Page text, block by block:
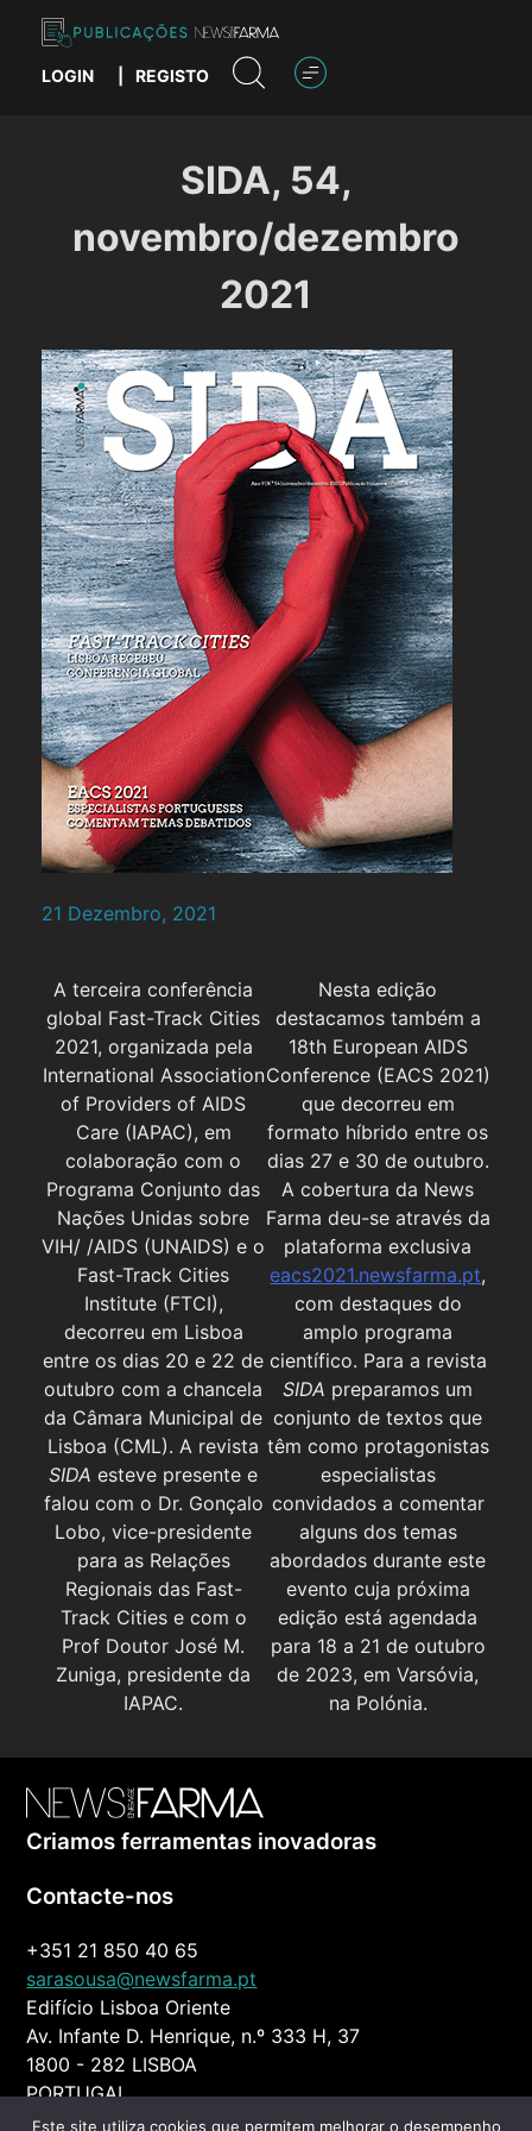
content
Publicações News Farma
LOGIN REGISTO
SIDA, 54,
novembro/dezembro
2021
21 Dezembro, 2021
A terceira conferência
global Fast-Track Cities
2021, organizada pela
International Association
of Providers of AIDS
Care (IAPAC), em
colaboração com o
Programa Conjunto das
Nações Unidas sobre
VIH/ /AIDS (UNAIDS) e o
Fast-Track Cities
Institute (FTCI),
decorreu em Lisboa
entre os dias 20 e 22 de
outubro com a chancela
da Câmara Municipal de
Lisboa (CML). A revista
SIDA esteve presente e
falou com o Dr. Gonçalo
Lobo, vice-presidente
para as Relações
Regionais das Fast-
Track Cities e com o
Prof Doutor José M.
Zuniga, presidente da
IAPAC.
Nesta edição
destacamos também a
18th European AIDS
Conference (EACS 2021)
que decorreu em
formato híbrido entre os
dias 27 e 30 de outubro.
A cobertura da News
Farma deu-se através da
plataforma exclusiva
eacs2021.newsfarma.pt,
com destaques do
amplo programa
científico. Para a revista
SIDA preparamos um
conjunto de textos que
têm como protagonistas
especialistas
convidados a comentar
alguns dos temas
abordados durante este
evento cuja próxima
edição está agendada
para 18 a 21 de outubro
de 2023, em Varsóvia,
na Polónia.
Criamos ferramentas inovadoras
Contacte-nos
+351 21 850 40 65
sarasousa@newsfarma.pt
Edifício Lisboa Oriente
Av. Infante D. Henrique, n.º 333 H, 37
1800 - 282 LISBOA
PORTUGAL
Este site utiliza cookies que permitem melhorar o desempenho